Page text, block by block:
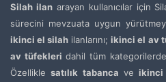
Silah ilanarayan kullanıcılar için
sürecini mevzuata uygun
ikinci el silah ilanlarını;ikinci el av
av tüfekleri dahil tüm
Özelliklesatılık tabanca ve ikinci